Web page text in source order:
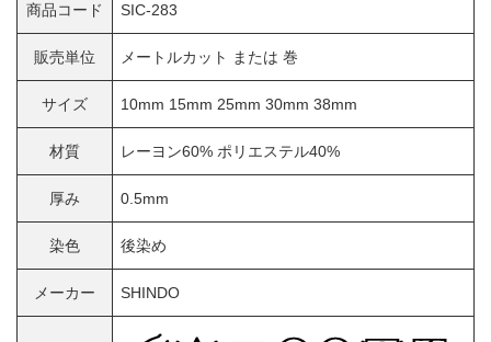
商品コード SIC-283
販売単位 メートルカット または 巻
サイズ 10mm 15mm 25mm 30mm 38mm
材質 レーヨン60% ポリエステル40%
厚み 0.5mm
染色 後染め
メーカー SHINDO